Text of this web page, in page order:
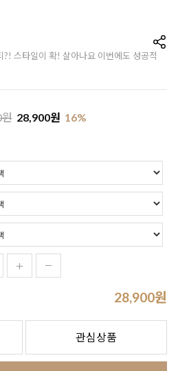
?! 스타일이 확! 살아나요 이번에도 성공적
원 28,900원 16%
28,900원
관심상품